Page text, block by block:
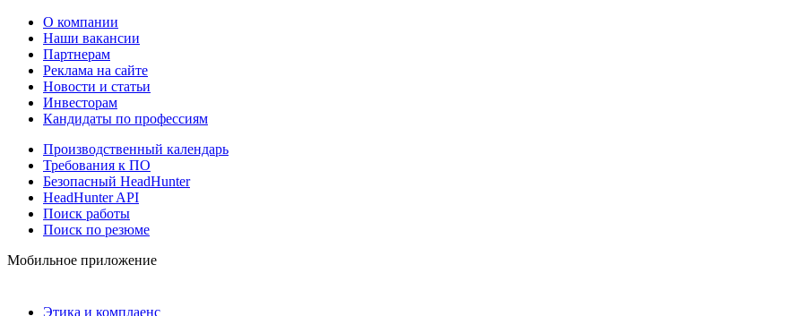
О компании
Наши вакансии
Партнерам
Реклама на сайте
Новости и статьи
Инвесторам
Кандидаты по профессиям
Производственный календарь
Требования к ПО
Безопасный HeadHunter
HeadHunter API
Поиск работы
Поиск по резюме
Мобильное приложение
Этика и комплаенс